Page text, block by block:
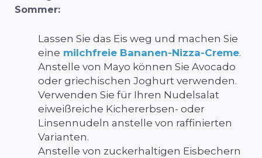
Sommer:
Lassen Sie das Eis weg und machen Sie
eine milchfreie Bananen-Nizza-Creme.
Anstelle von Mayo können Sie Avocado
oder griechischen Joghurt verwenden.
Verwenden Sie für Ihren Nudelsalat
eiweißreiche Kichererbsen- oder
Linsennudeln anstelle von raffinierten
Varianten.
Anstelle von zuckerhaltigen Eisbechern